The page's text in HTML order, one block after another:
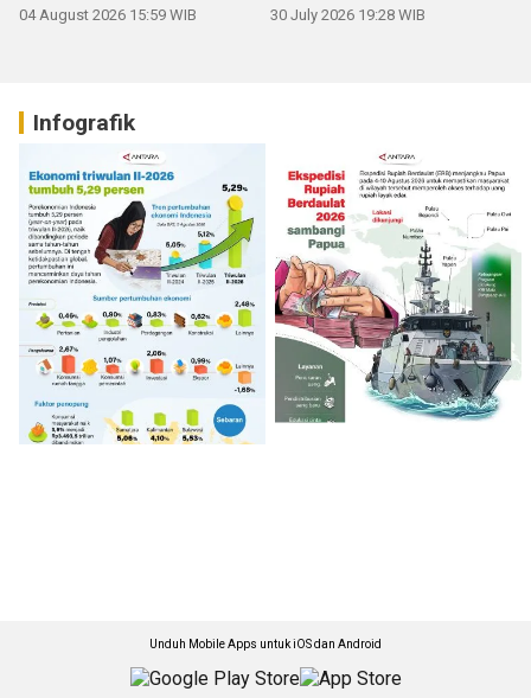
04 August 2026 15:59 WIB 30 July 2026 19:28 WIB
Infografik
Unduh Mobile Apps untuk iOS dan Android